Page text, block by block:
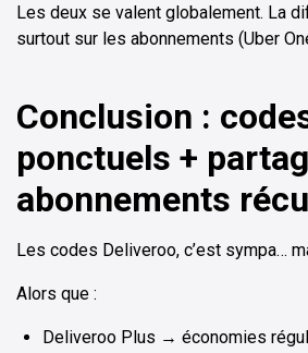
Les deux se valent globalement. La
surtout sur les abonnements (Uber
Conclusion :
ponctuels +
abonnements
Les codes Deliveroo, c’est sympa…
Alors que :
Deliveroo Plus → économies